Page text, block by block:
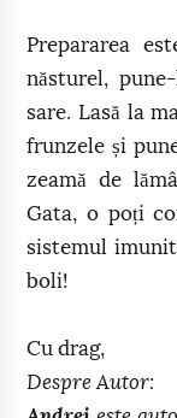
Prepararea
năsturel,
sare. Lasă la
frunzele și
zeamă de
Gata, o poți
sistemul
boli!
Cu drag,
Despre Autor: